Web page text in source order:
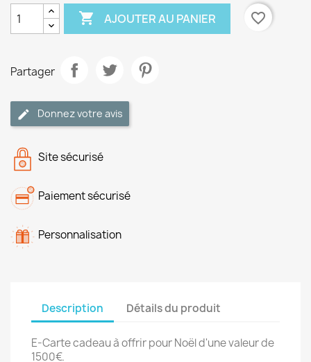
 AJOUTER AU PANIER favorite_border
Partager
Donnez votre avis
Site sécurisé
Paiement sécurisé
Personnalisation
Description Détails du produit
E-Carte cadeau à offrir pour Noël d'une valeur de
1500€.